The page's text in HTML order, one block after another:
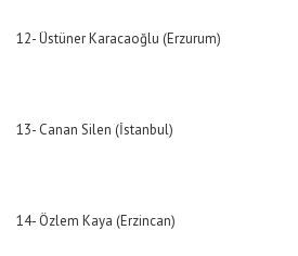
12- Üstüner Karacaoğlu (Erzurum)
13- Canan Silen (İstanbul)
14- Özlem Kaya (Erzincan)